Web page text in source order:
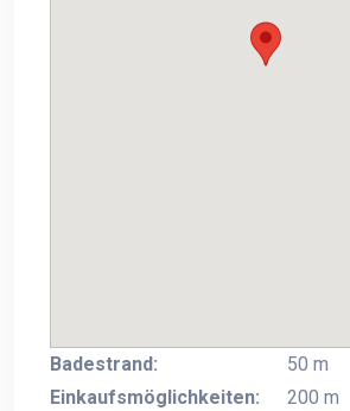
Badestrand:
50 m
Einkaufsmöglichkeiten:
200 m